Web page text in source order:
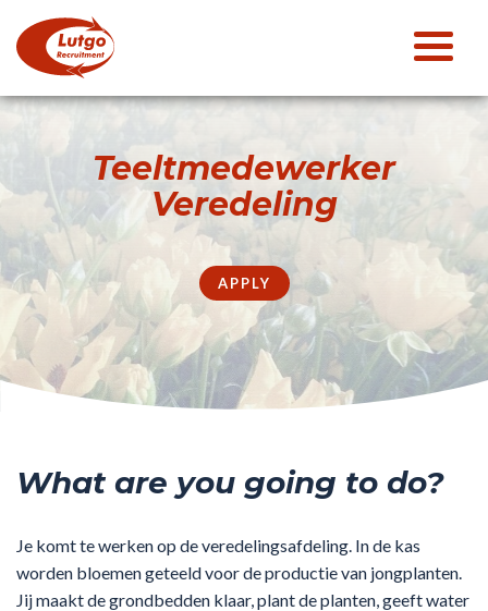
Teeltmedewerker
Veredeling
APPLY
What are you going to do?
Je komt te werken op de veredelingsafdeling. In de kas
worden bloemen geteeld voor de productie van jongplanten.
Jij maakt de grondbedden klaar, plant de planten, geeft water